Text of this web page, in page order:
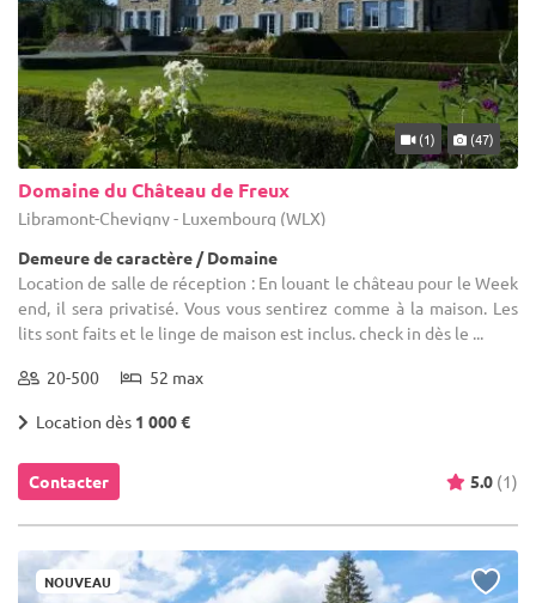
(1) (47)
Domaine du Château de Freux
Libramont-Chevigny - Luxembourg (WLX)
Demeure de caractère / Domaine
Location de salle de réception : En louant le château pour le Week
end, il sera privatisé. Vous vous sentirez comme à la maison. Les
lits sont faits et le linge de maison est inclus. check in dès le ...
20-500 52 max
Location dès 1 000 €
Contacter 5.0 (1)
NOUVEAU